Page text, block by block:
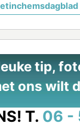
tip,
ons wilt
T. 06 -